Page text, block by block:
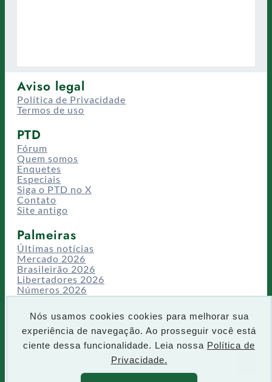
Nós usamos cookies cookies para melhorar sua
experiência de navegação. Ao prosseguir você está
ciente dessa funcionalidade. Leia nossa Política de
Privacidade.
Aviso legal
Política de Privacidade
Termos de uso
PTD
Fórum
Quem somos
Enquetes
Especiais
Siga o PTD no X
Contato
Site antigo
Palmeiras
Últimas notícias
Mercado 2026
Brasileirão 2026
Libertadores 2026
Números 2026
Campeonatos
Temporadas
CT/Centro de Excelência
Busca
P
e